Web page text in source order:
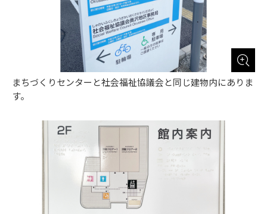
まちづくりセンターと社会福祉協議会と同じ建物内にありま
す。